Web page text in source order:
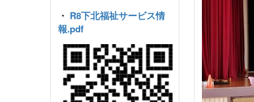
・ R8下北福祉サービス情
報.pdf